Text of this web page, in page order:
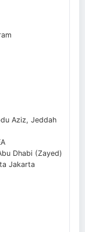
Aziz, Jeddah
Dhabi (Zayed)
Jakarta